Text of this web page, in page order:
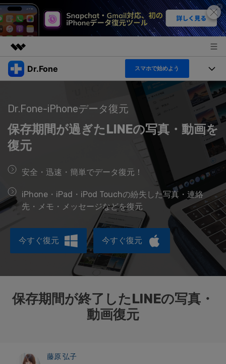
製品
ユーティリティ
ソリューション
企業情報
サポート
Dr.Fone スマホで始めよう
Dr.Fone Basic
製品
デスクトップ製品
アプリ製品
オンラインツール
もっと見る
製品活用
トピック
データ転送
データ管理
もっと見る
無料ダウンロード ログイン
Dr.Fone-iPhoneデータ復元
保存期間が過ぎたLINEの写真・動画を
復元
安全・迅速・簡単でデータ復元！
iPhone・iPad・iPod Touchの紛失した写真・連絡
先・メモ・メッセージなどを復元
今すぐ復元 今すぐ復元
保存期間が終了したLINEの写真・
動画復元
藤原 弘子